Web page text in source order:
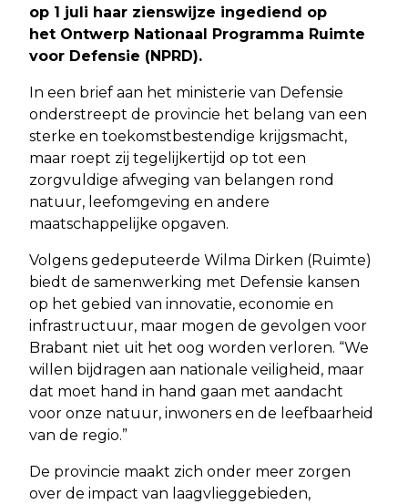
op 1 juli haar zienswijze ingediend op
het Ontwerp Nationaal Programma Ruimte
voor Defensie (NPRD).
In een brief aan het ministerie van Defensie
onderstreept de provincie het belang van een
sterke en toekomstbestendige krijgsmacht,
maar roept zij tegelijkertijd op tot een
zorgvuldige afweging van belangen rond
natuur, leefomgeving en andere
maatschappelijke opgaven.
Volgens gedeputeerde Wilma Dirken (Ruimte)
biedt de samenwerking met Defensie kansen
op het gebied van innovatie, economie en
infrastructuur, maar mogen de gevolgen voor
Brabant niet uit het oog worden verloren. “We
willen bijdragen aan nationale veiligheid, maar
dat moet hand in hand gaan met aandacht
voor onze natuur, inwoners en de leefbaarheid
van de regio.”
De provincie maakt zich onder meer zorgen
over de impact van laagvlieggebieden,